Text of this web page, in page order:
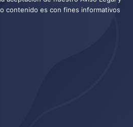
contenido es con fines informativos